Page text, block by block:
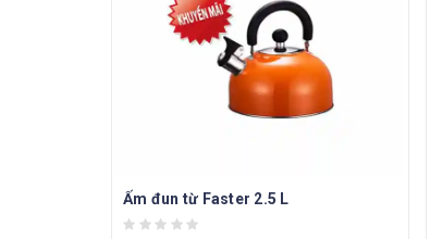
Ấm đun từ Faster 2.5 L